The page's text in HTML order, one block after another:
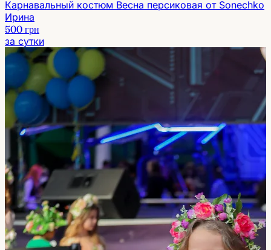
Карнавальный костюм Весна персиковая от Sonechko
Ирина
500 грн
за сутки